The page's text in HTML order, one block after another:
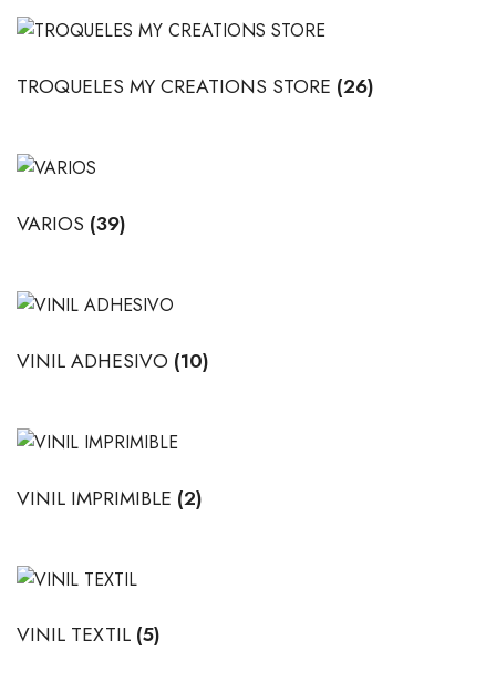
TROQUELES MY CREATIONS STORE (26)
VARIOS (39)
VINIL ADHESIVO (10)
VINIL IMPRIMIBLE (2)
VINIL TEXTIL (5)